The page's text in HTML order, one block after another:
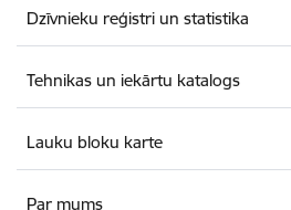
Dzīvnieku reģistri un statistika
Tehnikas un iekārtu katalogs
Lauku bloku karte
Par mums